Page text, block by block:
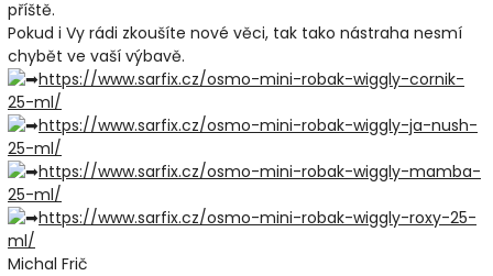
příště.
Pokud i Vy rádi zkoušíte nové věci, tak tako nástraha nesmí
chybět ve vaší výbavě.
https://www.sarfix.cz/osmo-mini-robak-wiggly-cornik-
25-ml/
https://www.sarfix.cz/osmo-mini-robak-wiggly-ja-nush-
25-ml/
https://www.sarfix.cz/osmo-mini-robak-wiggly-mamba-
25-ml/
https://www.sarfix.cz/osmo-mini-robak-wiggly-roxy-25-
ml/
Michal Frič